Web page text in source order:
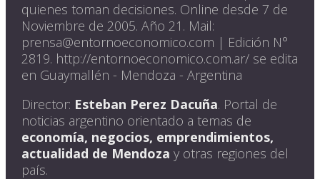
quienes toman decisiones. Online desde 7 de
Noviembre de 2005. Año 21. Mail:
prensa@entornoeconomico.com | Edición N°
2819. http://entornoeconomico.com.ar/ se edita
en Guaymallén - Mendoza - Argentina
Director: Esteban Perez Dacuña. Portal de
noticias argentino orientado a temas de
economía, negocios, emprendimientos,
actualidad de Mendoza y otras regiones del
país.